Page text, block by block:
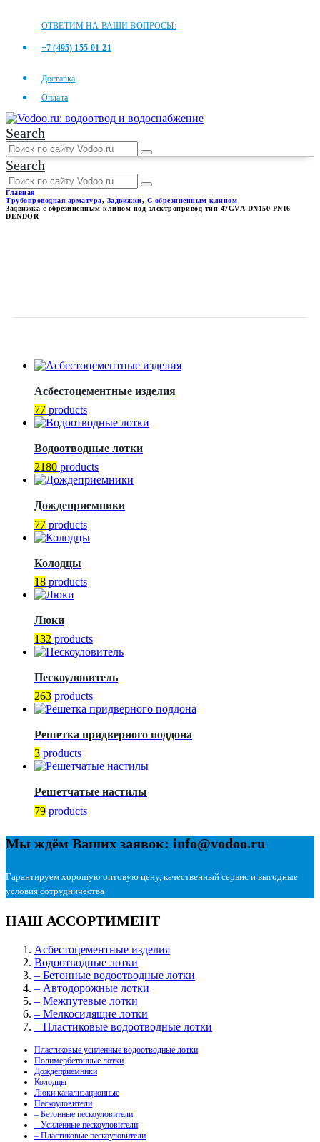
ОТВЕТИМ НА ВАШИ ВОПРОСЫ:
+7 (495) 155-01-21
Доставка
Оплата
Search
Search
Главная
Трубопроводная арматура, Задвижки, С обрезиненным клином
Задвижка с обрезиненным клином под электропривод тип 47GVА DN150 PN16
DENDOR
Асбестоцементные изделия
77 products
Водоотводные лотки
2180 products
Дождеприемники
77 products
Колодцы
18 products
Люки
132 products
Пескоуловитель
263 products
Решетка придверного поддона
3 products
Решетчатые настилы
79 products
Мы ждём Ваших заявок: info@vodoo.ru
Гарантируем хорошую оптовую цену, качественный сервис и выгодные
условия сотрудничества
НАШ АССОРТИМЕНТ
Асбестоцементные изделия
Водоотводные лотки
– Бетонные водоотводные лотки
– Автодорожные лотки
– Межпутевые лотки
– Мелкосидящие лотки
– Пластиковые водоотводные лотки
Пластиковые усиленные водоотводные лотки
Полимербетонные лотки
Дождеприемники
Колодцы
Люки канализационные
Пескоуловители
– Бетонные пескоуловители
– Усиленные пескоуловители
– Пластиковые пескоуловители